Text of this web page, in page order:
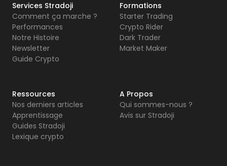
Services Stradoji
Comment ça marche ?
Performances
Notre Histoire
Newsletter
Guide Crypto
Formations
Starter Trading
Crypto Rider
Dark Trader
Market Maker
Ressources
Nos derniers articles
Apprentissage
Guides Stradoji
Lexique crypto
A Propos
Qui sommes-nous ?
Avis sur Stradoji